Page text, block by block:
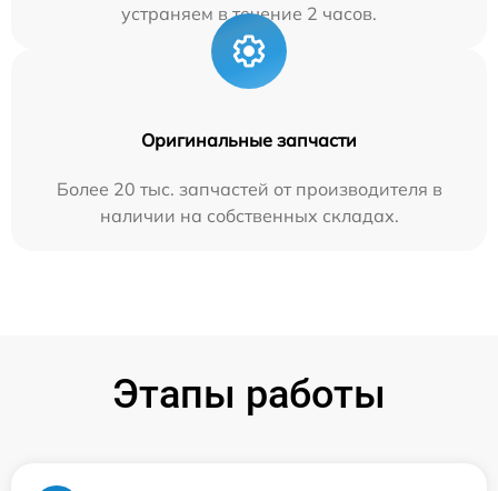
устраняем в течение 2 часов.
Оригинальные запчасти
Более 20 тыс. запчастей от производителя в
наличии на собственных складах.
Этапы работы